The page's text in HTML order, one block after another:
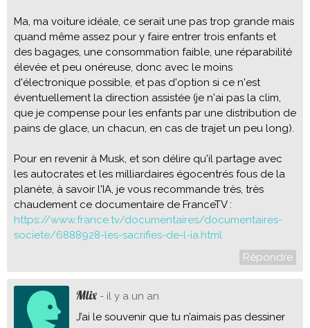
Ma, ma voiture idéale, ce serait une pas trop grande mais
quand même assez pour y faire entrer trois enfants et
des bagages, une consommation faible, une réparabilité
élevée et peu onéreuse, donc avec le moins
d'électronique possible, et pas d'option si ce n'est
éventuellement la direction assistée (je n'ai pas la clim,
que je compense pour les enfants par une distribution de
pains de glace, un chacun, en cas de trajet un peu long).
Pour en revenir à Musk, et son délire qu'il partage avec
les autocrates et les milliardaires égocentrés fous de la
planète, à savoir l'IA, je vous recommande très, très
chaudement ce documentaire de FranceTV :
https://www.france.tv/documentaires/documentaires-
societe/6888928-les-sacrifies-de-l-ia.html
Répondre
Mlix - il y a un an
J’ai le souvenir que tu n’aimais pas dessiner